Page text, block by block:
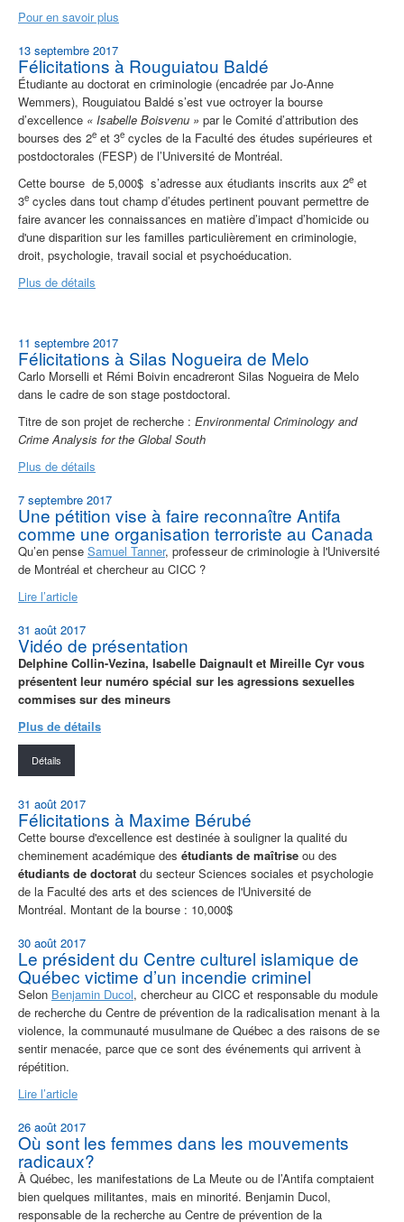
Pour en savoir plus
13 septembre 2017
Félicitations à Rouguiatou Baldé
Étudiante au doctorat en criminologie (encadrée par Jo-Anne
Wemmers), Rouguiatou Baldé s’est vue octroyer la bourse
d’excellence « Isabelle Boisvenu » par le Comité d’attribution des
bourses des 2e et 3e cycles de la Faculté des études supérieures et
postdoctorales (FESP) de l’Université de Montréal.
Cette bourse de 5,000$ s’adresse aux étudiants inscrits aux 2e et
3e cycles dans tout champ d’études pertinent pouvant permettre de
faire avancer les connaissances en matière d’impact d’homicide ou
d'une disparition sur les familles particulièrement en criminologie,
droit, psychologie, travail social et psychoéducation.
Plus de détails
11 septembre 2017
Félicitations à Silas Nogueira de Melo
Carlo Morselli et Rémi Boivin encadreront Silas Nogueira de Melo
dans le cadre de son stage postdoctoral.
Titre de son projet de recherche : Environmental Criminology and
Crime Analysis for the Global South
Plus de détails
7 septembre 2017
Une pétition vise à faire reconnaître Antifa
comme une organisation terroriste au Canada
Qu’en pense Samuel Tanner, professeur de criminologie à l'Université
de Montréal et chercheur au CICC ?
Lire l’article
31 août 2017
Vidéo de présentation
Delphine Collin-Vezina, Isabelle Daignault et Mireille Cyr vous
présentent leur numéro spécial sur les agressions sexuelles
commises sur des mineurs
Plus de détails
Détails
31 août 2017
Félicitations à Maxime Bérubé
Cette bourse d'excellence est destinée à souligner la qualité du
cheminement académique des étudiants de maîtrise ou des
étudiants de doctorat du secteur Sciences sociales et psychologie
de la Faculté des arts et des sciences de l'Université de
Montréal. Montant de la bourse : 10,000$
30 août 2017
Le président du Centre culturel islamique de
Québec victime d’un incendie criminel
Selon Benjamin Ducol, chercheur au CICC et responsable du module
de recherche du Centre de prévention de la radicalisation menant à la
violence, la communauté musulmane de Québec a des raisons de se
sentir menacée, parce que ce sont des événements qui arrivent à
répétition.
Lire l’article
26 août 2017
Où sont les femmes dans les mouvements
radicaux?
À Québec, les manifestations de La Meute ou de l’Antifa comptaient
bien quelques militantes, mais en minorité. Benjamin Ducol,
responsable de la recherche au Centre de prévention de la